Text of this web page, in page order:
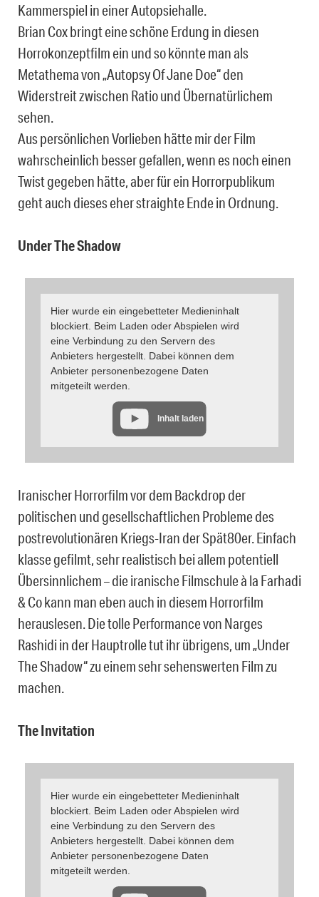
Kammerspiel in einer Autopsiehalle.
Brian Cox bringt eine schöne Erdung in diesen
Horrokonzeptfilm ein und so könnte man als
Metathema von „Autopsy Of Jane Doe“ den
Widerstreit zwischen Ratio und Übernatürlichem
sehen.
Aus persönlichen Vorlieben hätte mir der Film
wahrscheinlich besser gefallen, wenn es noch einen
Twist gegeben hätte, aber für ein Horrorpublikum
geht auch dieses eher straighte Ende in Ordnung.
Under The Shadow
Hier wurde ein eingebetteter Medieninhalt
blockiert. Beim Laden oder Abspielen wird
eine Verbindung zu den Servern des
Anbieters hergestellt. Dabei können dem
Anbieter personenbezogene Daten
mitgeteilt werden.
Inhalt laden
Iranischer Horrorfilm vor dem Backdrop der
politischen und gesellschaftlichen Probleme des
postrevolutionären Kriegs-Iran der Spät80er. Einfach
klasse gefilmt, sehr realistisch bei allem potentiell
Übersinnlichem – die iranische Filmschule à la Farhadi
& Co kann man eben auch in diesem Horrorfilm
herauslesen. Die tolle Performance von Narges
Rashidi in der Hauptrolle tut ihr übrigens, um „Under
The Shadow“ zu einem sehr sehenswerten Film zu
machen.
The Invitation
Hier wurde ein eingebetteter Medieninhalt
blockiert. Beim Laden oder Abspielen wird
eine Verbindung zu den Servern des
Anbieters hergestellt. Dabei können dem
Anbieter personenbezogene Daten
mitgeteilt werden.